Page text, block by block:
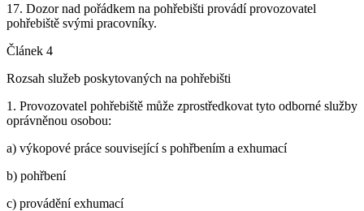
17. Dozor nad pořádkem na pohřebišti provádí provozovatel
pohřebiště svými pracovníky.
Článek 4
Rozsah služeb poskytovaných na pohřebišti
1. Provozovatel pohřebiště může zprostředkovat tyto odborné služby
oprávněnou osobou:
a) výkopové práce související s pohřbením a exhumací
b) pohřbení
c) provádění exhumací